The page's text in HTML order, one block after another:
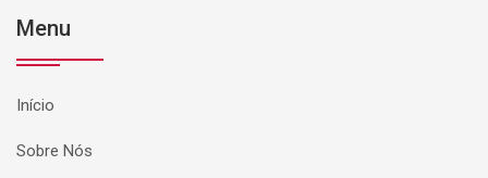
Menu
Início
Sobre Nós